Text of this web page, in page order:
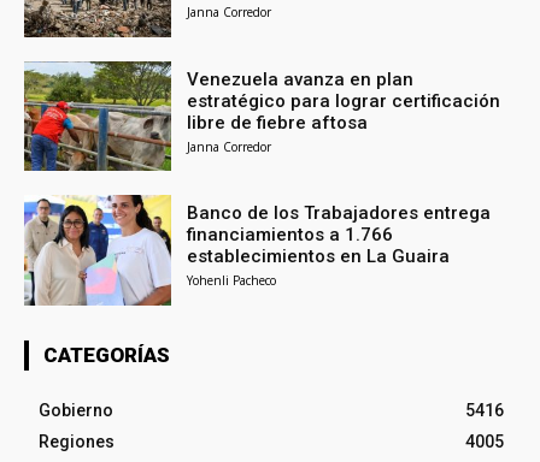
Janna Corredor
Venezuela avanza en plan
estratégico para lograr certificación
libre de fiebre aftosa
Janna Corredor
Banco de los Trabajadores entrega
financiamientos a 1.766
establecimientos en La Guaira
Yohenli Pacheco
CATEGORÍAS
Gobierno
5416
Regiones
4005